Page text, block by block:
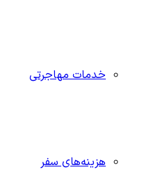
خدمات مهاجرتی
هزینه‌های سفر